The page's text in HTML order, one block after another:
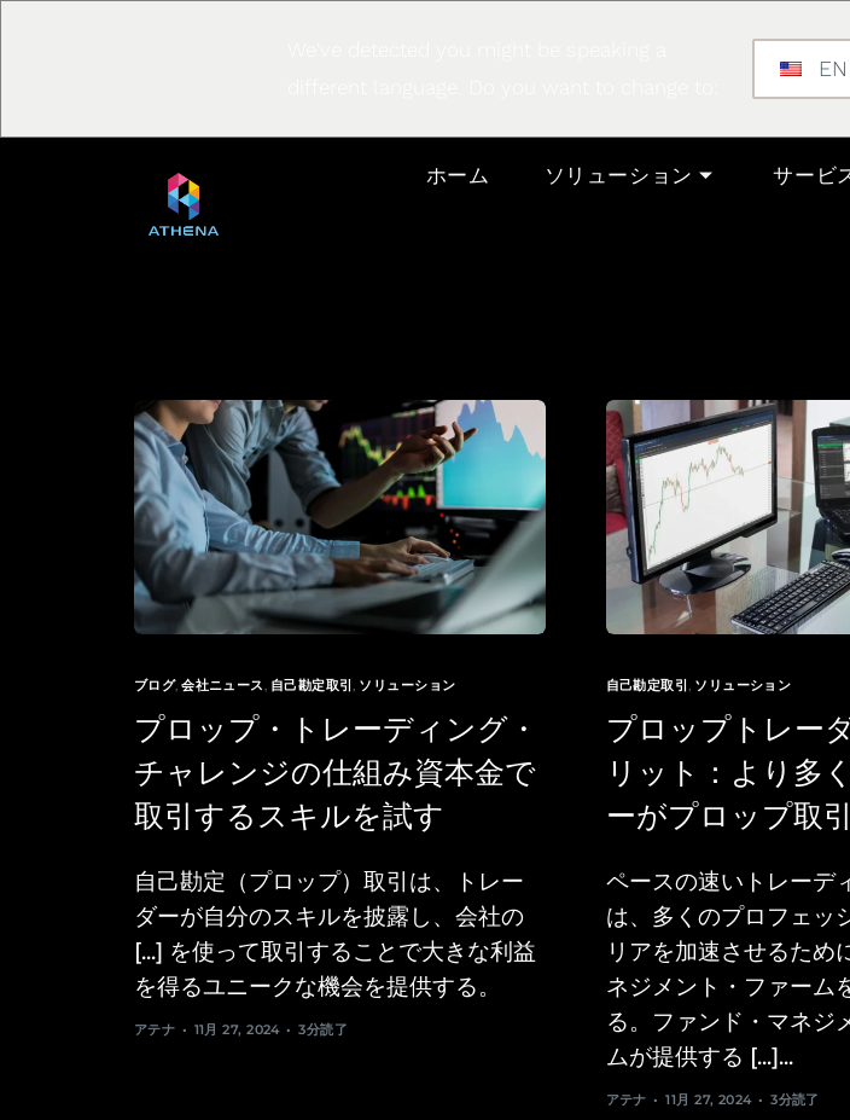
EN
ホーム ソリューション サービ
ブログ,会社ニュース, 自己勘定取引, ソリューション
プロップ・トレーディング・
チャレンジの仕組み資本金で
取引するスキルを試す
自己勘定（プロップ）取引は、トレー
ダーが自分のスキルを披露し、会社の
[...] を使って取引することで大きな利益
を得るユニークな機会を提供する。
アテナ 11月 27, 2024 3分読了
自己勘定取引, ソリューション
プロップトレー
リット：より多
ーがプロップ取
ペースの速いトレーデ
は、多くのプロフェッ
リアを加速させるため
ネジメント・ファーム
る。ファンド・マネジ
ムが提供する [...]...
アテナ 11月 27, 2024 3分読了